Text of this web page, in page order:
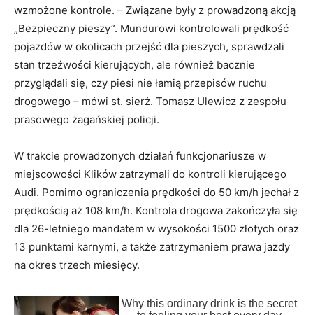
wzmożone kontrole. – Związane były z prowadzoną akcją
„Bezpieczny pieszy”. Mundurowi kontrolowali prędkość
pojazdów w okolicach przejść dla pieszych, sprawdzali
stan trzeźwości kierujących, ale również bacznie
przyglądali się, czy piesi nie łamią przepisów ruchu
drogowego – mówi st. sierż. Tomasz Ulewicz z zespołu
prasowego żagańskiej policji.
W trakcie prowadzonych działań funkcjonariusze w
miejscowości Klików zatrzymali do kontroli kierującego
Audi. Pomimo ograniczenia prędkości do 50 km/h jechał z
prędkością aż 108 km/h. Kontrola drogowa zakończyła się
dla 26-letniego mandatem w wysokości 1500 złotych oraz
13 punktami karnymi, a także zatrzymaniem prawa jazdy
na okres trzech miesięcy.